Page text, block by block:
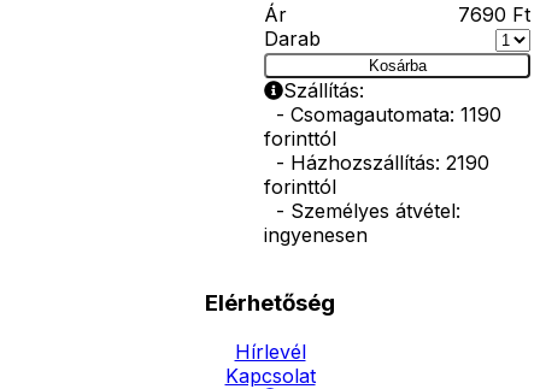
Ár
7690 Ft
Darab
Kosárba
Szállítás:
- Csomagautomata: 1190
forinttól
- Házhozszállítás: 2190
forinttól
- Személyes átvétel:
ingyenesen
Elérhetőség
Hírlevél
Kapcsolat